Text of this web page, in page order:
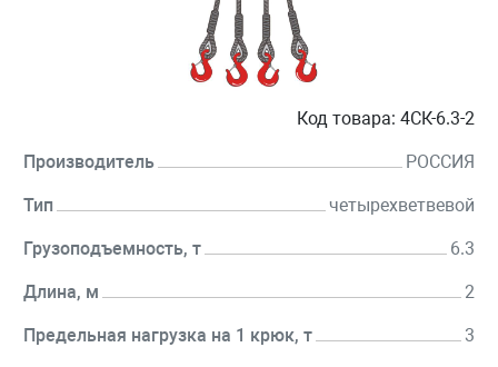
Код товара: 4СК-6.3-2
Производитель РОССИЯ
Тип четырехветвевой
Грузоподъемность, т 6.3
Длина, м 2
Предельная нагрузка на 1 крюк, т 3